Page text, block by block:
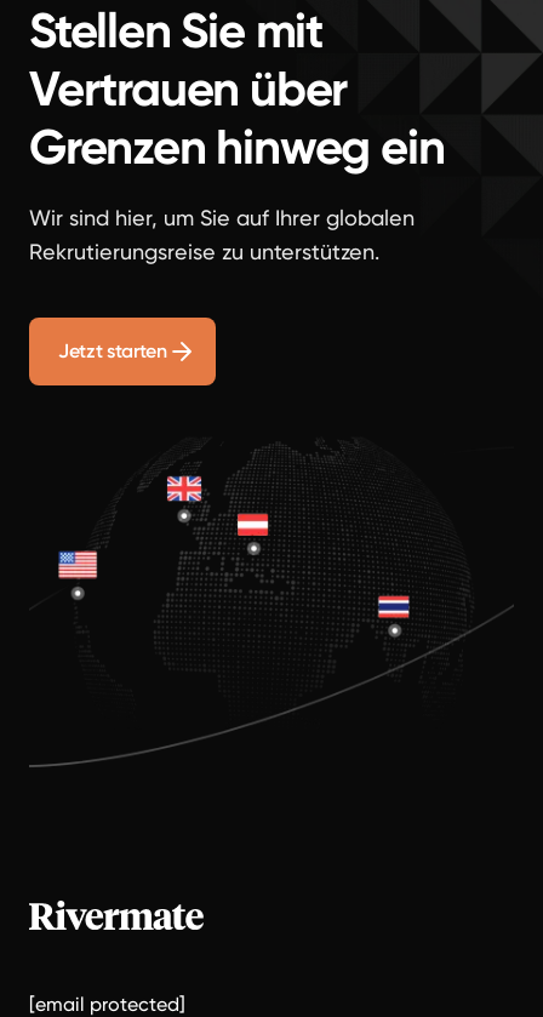
Stellen Sie mit
Vertrauen über
Grenzen hinweg ein
Wir sind hier, um Sie auf Ihrer globalen
Rekrutierungsreise zu unterstützen.
Jetzt starten
[email protected]